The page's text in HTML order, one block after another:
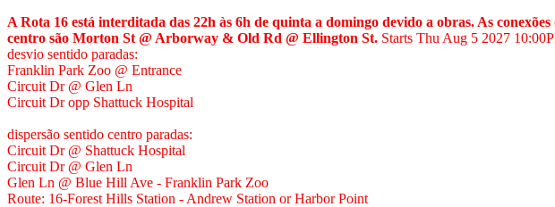
A Rota 16 está interditada das 22h às 6h de quinta a domingo devido a obras. As
centro são Morton St @ Arborway & Old Rd @ Ellington St. Starts Thu Aug 5 2027
desvio sentido paradas:
Franklin Park Zoo @ Entrance
Circuit Dr @ Glen Ln
Circuit Dr opp Shattuck Hospital
dispersão sentido centro paradas:
Circuit Dr @ Shattuck Hospital
Circuit Dr @ Glen Ln
Glen Ln @ Blue Hill Ave - Franklin Park Zoo
Route: 16-Forest Hills Station - Andrew Station or Harbor Point